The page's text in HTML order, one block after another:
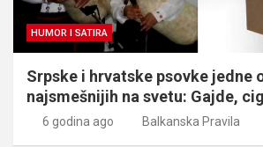
HUMOR I SATIRA
Srpske i hrvatske psovke jedne
najsmešnijih na svetu: Gajde,
6 godina ago Balkanska Pravila